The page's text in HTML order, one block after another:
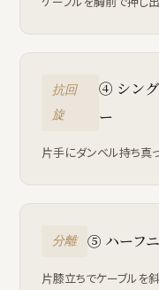
抗回
旋
④ シング
ー
片手にダンベル持ち真
分離 ⑤ ハーフ
片膝立ちでケーブルを